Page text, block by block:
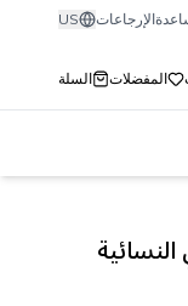
الإرجاعات US
المفضلات السلة